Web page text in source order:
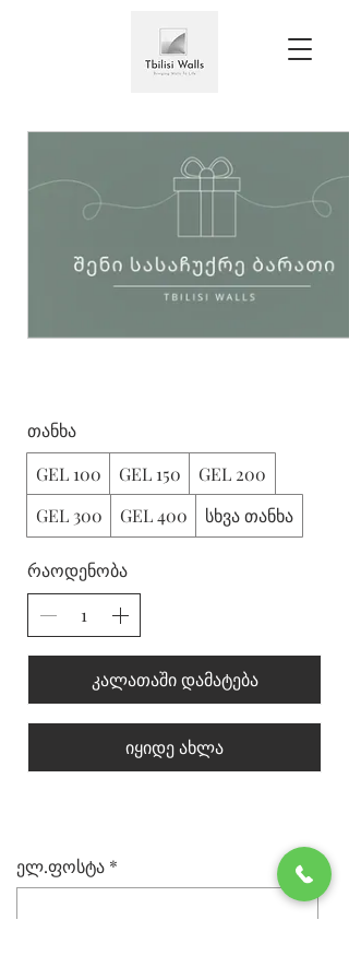
თანხა
GEL 100
GEL 150
GEL 200
GEL 300
GEL 400 სხვა თანხა
რაოდენობა
კალათაში დამატება
იყიდე ახლა
ელ.ფოსტა *